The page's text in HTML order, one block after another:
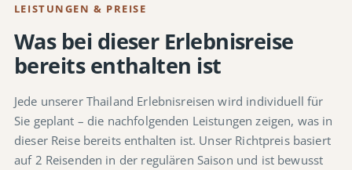
LEISTUNGEN & PREISE
Was bei dieser Erlebnisreise
bereits enthalten ist
Jede unserer Thailand Erlebnisreisen wird individuell für
Sie geplant – die nachfolgenden Leistungen zeigen, was in
dieser Reise bereits enthalten ist. Unser Richtpreis basiert
auf 2 Reisenden in der regulären Saison und ist bewusst